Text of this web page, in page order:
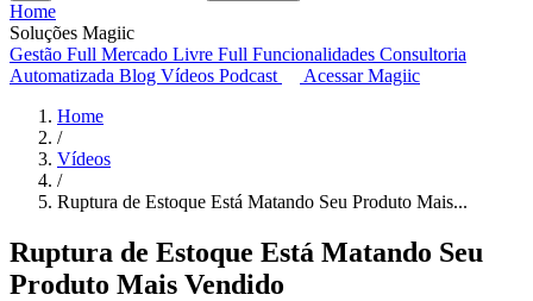
Home
Soluções Magiic
Gestão Full Mercado Livre Full Funcionalidades Consultoria
Automatizada Blog Vídeos Podcast
Acessar Magiic
Home
/
Vídeos
/
Ruptura de Estoque Está Matando Seu Produto Mais...
Ruptura de Estoque Está Matando Seu
Produto Mais Vendido